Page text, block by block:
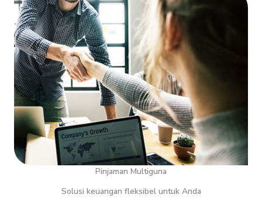
Pinjaman Multiguna
Solusi keuangan fleksibel untuk Anda